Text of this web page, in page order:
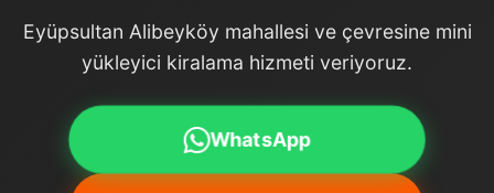
Eyüpsultan Alibeyköy mahallesi ve çevresine mini
yükleyici kiralama hizmeti veriyoruz.
WhatsApp